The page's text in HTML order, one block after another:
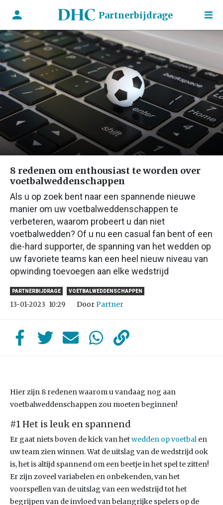
Partnerbijdrage
8 redenen om enthousiast te worden over
voetbalweddenschappen
Als u op zoek bent naar een spannende nieuwe
manier om uw voetbalweddenschappen te
verbeteren, waarom probeert u dan niet
voetbalwedden? Of u nu een casual fan bent of een
die-hard supporter, de spanning van het wedden op
uw favoriete teams kan een heel nieuw niveau van
opwinding toevoegen aan elke wedstrijd
PARTNERBIJDRAGE VOETBALWEDDENSCHAPPEN
13-01-2023 10:29 DoorPartner
Hier zijn 8 redenen waarom u vandaag nog aan
voetbalweddenschappen zou moeten beginnen!
#1 Het is leuk en spannend
Er gaat niets boven de kick van hetwedden op voetbal en
uw team zien winnen. Wat de uitslag van de wedstrijd ook
is, het is altijd spannend om een beetje in het spel te zitten!
Er zijn zoveel variabelen en onbekenden, van het
voorspellen van de uitslag van een wedstrijd tot het
begrijpen van de invloed van belangrijke spelers op de